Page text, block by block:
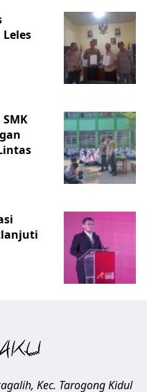
Kec. Tarogong Kidul